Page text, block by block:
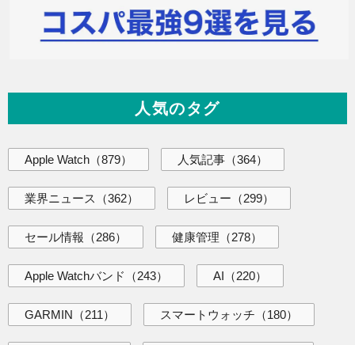
人気のタグ
Apple Watch （879） 人気記事 （364）
業界ニュース （362） レビュー （299）
セール情報 （286） 健康管理 （278）
Apple Watchバンド （243） AI （220）
GARMIN （211） スマートウォッチ （180）